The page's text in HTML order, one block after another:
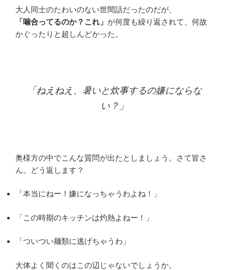
大人同士のたわいのない世間話だったのだが、
「噛合ってるのか？これ」 が何度も繰り返されて、何故
かぐったりと超しんどかった。
「ねえねえ、暑いと炊事するの嫌にならな
い？」
奥様方の中でこんな質問が出たとしましょう。さて皆さ
ん。どう返します？
「本当にねー！嫌になっちゃうわよね！」
「この時期のキッチンは灼熱よねー！」
「ついつい麺類に逃げちゃうわ」
大体よく聞くのはこの辺じゃないでしょうか。